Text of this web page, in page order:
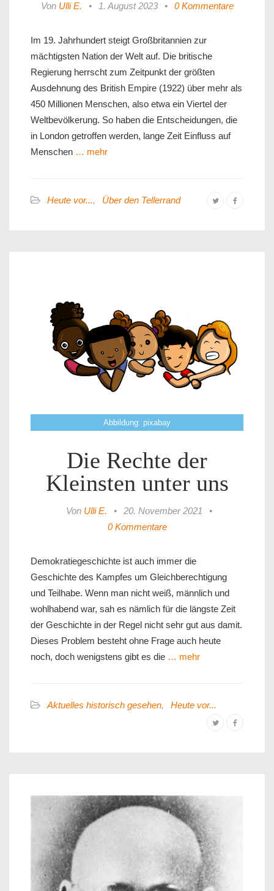
Von Ulli E. • 1. August 2023 • 0 Kommentare
Im 19. Jahrhundert steigt Großbritannien zur
mächtigsten Nation der Welt auf. Die britische
Regierung herrscht zum Zeitpunkt der größten
Ausdehnung des British Empire (1922) über mehr als
450 Millionen Menschen, also etwa ein Viertel der
Weltbevölkerung. So haben die Entscheidungen, die
in London getroffen werden, lange Zeit Einfluss auf
Menschen … mehr
Heute vor..., Über den Tellerrand
Abbildung: pixabay
Die Rechte der
Kleinsten unter uns
Von Ulli E. • 20. November 2021
•
0 Kommentare
Demokratiegeschichte ist auch immer die
Geschichte des Kampfes um Gleichberechtigung
und Teilhabe. Wenn man nicht weiß, männlich und
wohlhabend war, sah es nämlich für die längste Zeit
der Geschichte in der Regel nicht sehr gut aus damit.
Dieses Problem besteht ohne Frage auch heute
noch, doch wenigstens gibt es die … mehr
Aktuelles historisch gesehen, Heute vor...